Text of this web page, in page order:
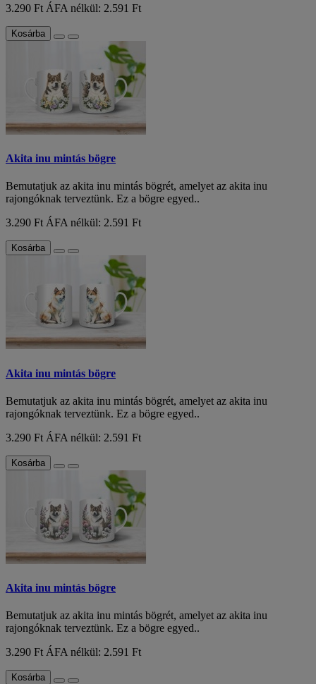
3.290 Ft ÁFA nélkül: 2.591 Ft
Kosárba
Akita inu mintás bögre
Bemutatjuk az akita inu mintás bögrét, amelyet az akita inu
rajongóknak terveztünk. Ez a bögre egyed..
3.290 FtÁFA nélkül: 2.591 Ft
Kosárba
Akita inu mintás bögre
Bemutatjuk az akita inu mintás bögrét, amelyet az akita inu
rajongóknak terveztünk. Ez a bögre egyed..
3.290 Ft ÁFA nélkül: 2.591 Ft
Kosárba
Akita inu mintás bögre
Bemutatjuk az akita inu mintás bögrét, amelyet az akita inu
rajongóknak terveztünk. Ez a bögre egyed..
3.290 FtÁFA nélkül: 2.591 Ft
Kosárba